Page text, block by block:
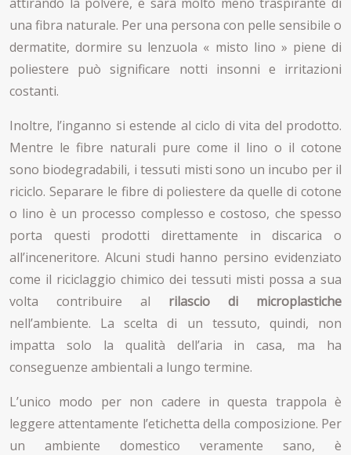
una fibra naturale. Per una persona con pelle sensibile o
dermatite, dormire su lenzuola « misto lino » piene di
poliestere può significare notti insonni e irritazioni
costanti.
Inoltre, l’inganno si estende al ciclo di vita del prodotto.
Mentre le fibre naturali pure come il lino o il cotone
sono biodegradabili, i tessuti misti sono un incubo per il
riciclo. Separare le fibre di poliestere da quelle di cotone
o lino è un processo complesso e costoso, che spesso
porta questi prodotti direttamente in discarica o
all’inceneritore. Alcuni studi hanno persino evidenziato
come il riciclaggio chimico dei tessuti misti possa a sua
volta contribuire al rilascio di microplastiche
nell’ambiente. La scelta di un tessuto, quindi, non
impatta solo la qualità dell’aria in casa, ma ha
conseguenze ambientali a lungo termine.
L’unico modo per non cadere in questa trappola è
leggere attentamente l’etichetta della composizione. Per
un ambiente domestico veramente sano, è